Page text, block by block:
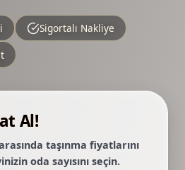
Sigortalı Nakliye
Al!
taşınma fiyatlarını
oda sayısını seçin.